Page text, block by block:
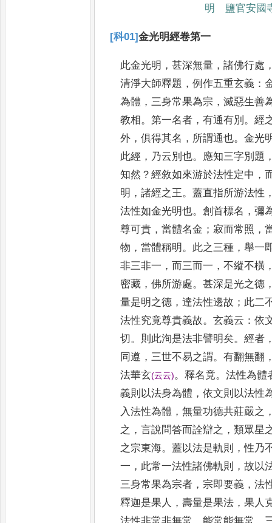
明 鹽官安
[科01]金光明經卷第一
此金光明 ，甚深無量 ，諸佛行處
清淨大師釋題 ，例作五重玄義 ：
為體 ，三身常果為宗 ，滅惡生善
教相 。第一名者 ，有通有別 。經
外 ，俱得其名 ， 所謂通也。金光
此經 ， 乃云別也。 應知三字別題
知然 ？經敘如來游於法性定中 ，
明 ，諸經之王。蓋直指所游法性
法性如金光明也。創首標名 ，彌
尊可貴 ，當體名金 ；寂而常照 ，
物 ，當體稱明。 此之三種 ，舉一
非三非一 ， 而三而一 ，不縱不橫
密藏 ，佛所游處。甚深是光之德
量是明之德 ，達法性邊故 ； 此二
法性究竟尊貴義故。玄義云 ：依
切 。 則此洵是法非譬明矣。經者
同遵 ，三世不易之謂。有翻無翻
法華玄(云云)。釋名竟。法性為體
義則以法身為體 ，依文則以法性
入法性為體 ，無量功德共莊嚴之
之 ，言說問答而詮辯之 ，類眾星
之宗東海。蓋以法是軌則 ，性乃
一 ， 此常一法性諸佛軌則 ，故以
三身常果為宗者 ，宗即要義 ，法
釋迦是果人 ，壽量是果法 ，果人